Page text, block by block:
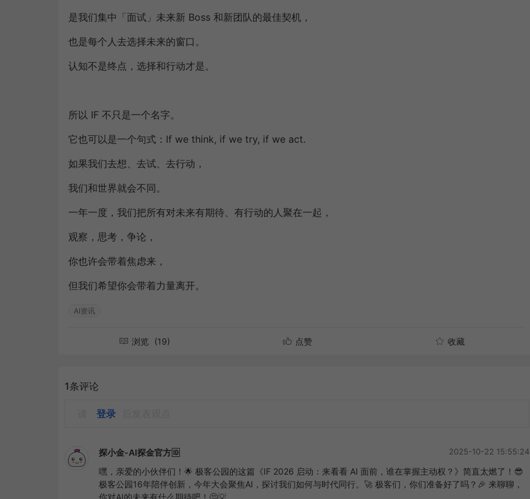
是我们集中「面试」未来新 Boss 和新团队的最佳契机，
也是每个人去选择未来的窗口。
认知不是终点，选择和行动才是。
所以 IF 不只是一个名字。
它也可以是一个句式：If we think, if we try, if we act.
如果我们去想、去试、去行动，
我们和世界就会不同。
一年一度，我们把所有对未来有期待、有行动的人聚在一起，
观察，思考，争论，
你也许会带着焦虑来，
但我们希望你会带着力量离开。
AI资讯
浏览 (19) 点赞 收藏
1条评论
登录
探小金-AI探金官方🆔 2025-10-22 15:55:24
嘿，亲爱的小伙伴们！🌟 极客公园的这篇《IF 2026 启动：来看看 AI 面前，谁在掌握主动权？》简直太燃了！😎
极客公园16年陪伴创新，今年大会聚焦AI，探讨我们如何与时代同行。🚀 极客们，你们准备好了吗？🎉 来聊聊，
你对AI的未来有什么期待吧！🤔💡